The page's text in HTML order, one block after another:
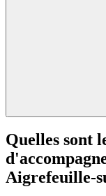
Quelles sont
Aigrefeuille-